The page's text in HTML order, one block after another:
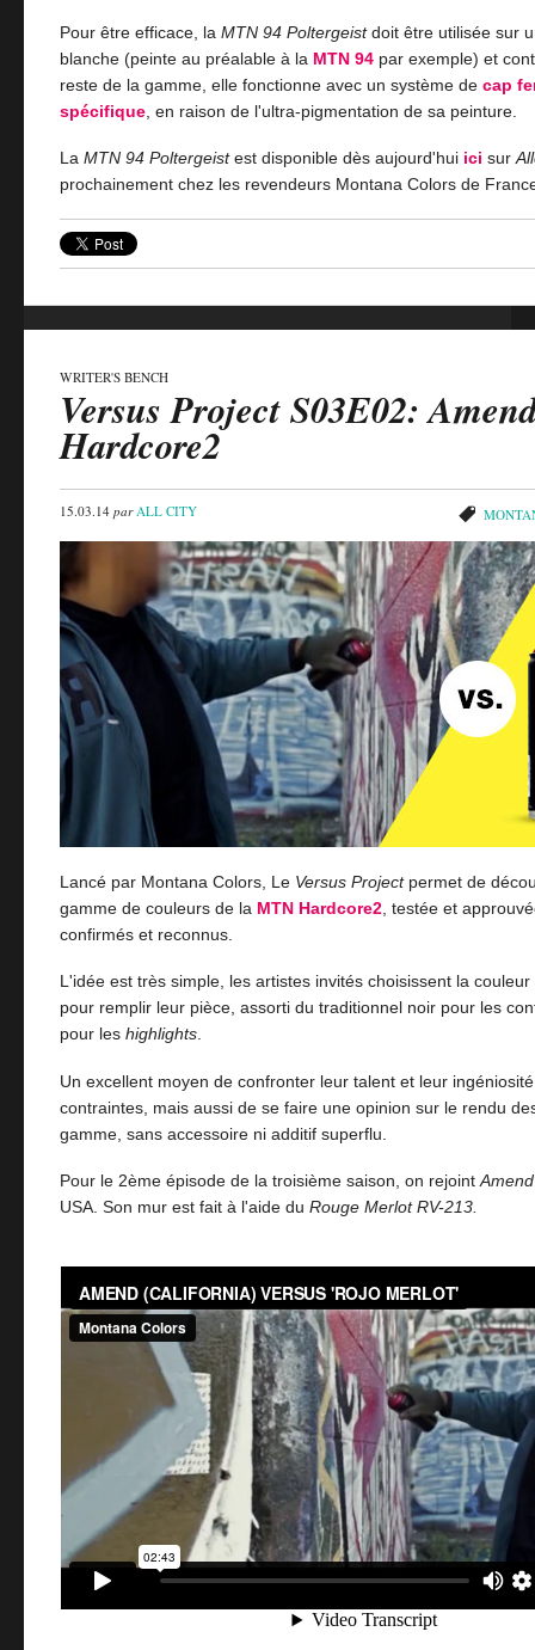
Pour être efficace, la MTN 94 Poltergeistdoit être utilisée sur
blanche (peinte au préalable à la MTN 94 par exemple) et
reste de la gamme, elle fonctionne avec un système de cap
spécifique , en raison de l'ultra-pigmentation de sa peinture.
La MTN 94 Poltergeistest disponible dès aujourd'hui ici sur
prochainement chez les revendeurs Montana Colors de
WRITER'S BENCH
Versus Project S03E02:
Hardcore2
15.03.14 par ALL CITY
Lancé par Montana Colors, Le Versus Projectpermet de
gamme de couleurs de la MTN Hardcore2 , testée et
confirmés et reconnus.
L'idée est très simple, les artistes invités choisissent la
pour remplir leur pièce, assorti du traditionnel noir pour les
pour les highlights.
Un excellent moyen de confronter leur talent et leur
contraintes, mais aussi de se faire une opinion sur le rendu
gamme, sans accessoire ni additif superflu.
Pour le 2ème épisode de la troisième saison, on rejointAmend
USA. Son mur est fait à l'aide du Rouge Merlot RV-213.